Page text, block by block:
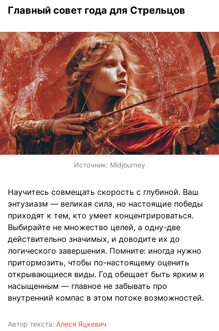
Главный совет года для Стрельцов
Источник: Midjourney
Научитесь совмещать скорость с глубиной. Ваш
энтузиазм — великая сила, но настоящие победы
приходят к тем, кто умеет концентрироваться.
Выбирайте не множество целей, а одну-две
действительно значимых, и доводите их до
логического завершения. Помните: иногда нужно
притормозить, чтобы по-настоящему оценить
открывающиеся виды. Год обещает быть ярким и
насыщенным — главное не забывать про
внутренний компас в этом потоке возможностей.
Автор текста: Алеся Яцкевич